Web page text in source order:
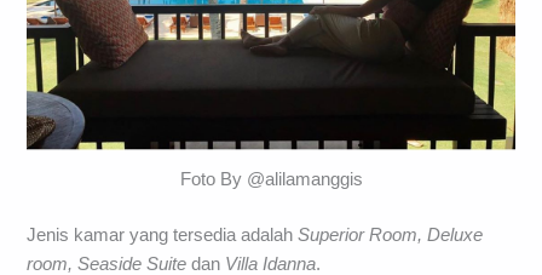
Foto By @alilamanggis
Jenis kamar yang tersedia adalahSuperior Room, Deluxe
room, Seaside Suite dan Villa Idanna.